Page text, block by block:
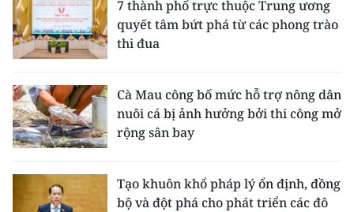
7 thành phố trực thuộc Trung ương
quyết tâm bứt phá từ các phong trào
thi đua
Cà Mau công bố mức hỗ trợ nông dân
nuôi cá bị ảnh hưởng bởi thi công mở
rộng sân bay
Tạo khuôn khổ pháp lý ổn định, đồng
bộ và đột phá cho phát triển các đô